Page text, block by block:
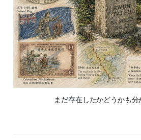
まだ存在したかどうかも